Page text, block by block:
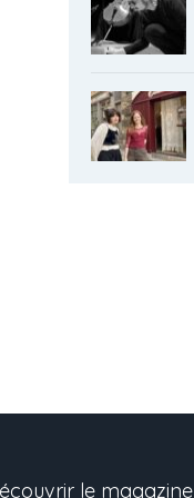
le magazine